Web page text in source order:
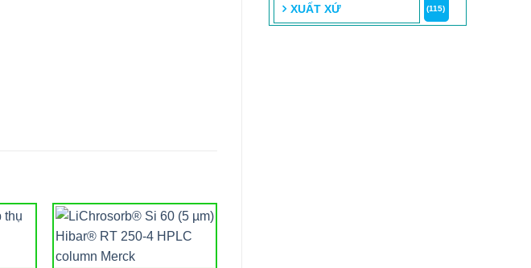
XUẤT XỨ (115)